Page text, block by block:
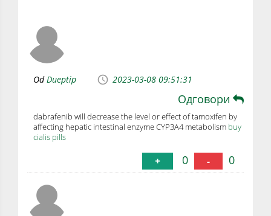
OdDueptip 2023-03-08 09:51:31
Одговори
dabrafenib will decrease the level or effect of tamoxifen by
affecting hepatic intestinal enzyme CYP3A4 metabolism buy
cialis pills
+ 0 - 0